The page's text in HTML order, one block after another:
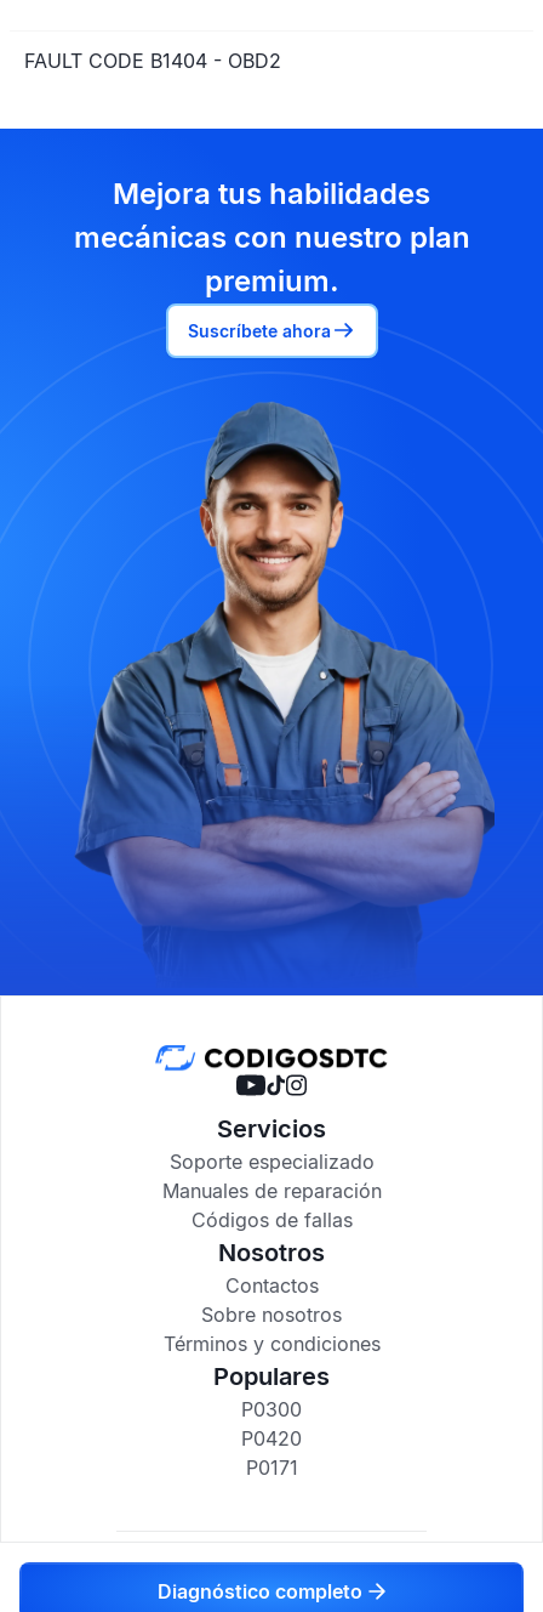
FAULT CODE B1404 - OBD2
Mejora tus habilidades
mecánicas con nuestro plan
premium.
Suscríbete ahora
Diagnóstico completo
Servicios
Soporte especializado
Manuales de reparación
Códigos de fallas
Nosotros
Contactos
Sobre nosotros
Términos y condiciones
Populares
P0300
P0420
P0171
codigosdtc.com © 2017-2025